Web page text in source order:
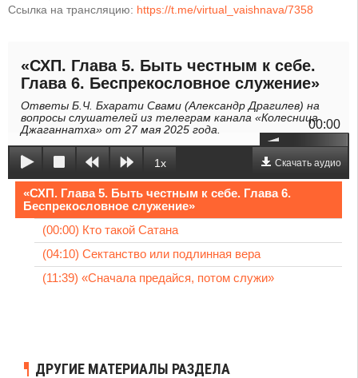
Ссылка на трансляцию: https://t.me/virtual_vaishnava/7358
«СХП. Глава 5. Быть честным к себе.
Глава 6. Беспрекословное служение»
Ответы Б.Ч. Бхарати Свами (Александр Драгилев) на
вопросы слушателей из телеграм канала «Колесница
Джаганнатха» от 27 мая 2025 года.
00:00
1x Скачать аудио
«СХП. Глава 5. Быть честным к себе. Глава 6.
Беспрекословное служение»
(00:00) Кто такой Сатана
(04:10) Сектанство или подлинная вера
(11:39) «Сначала предайся, потом служи»
ДРУГИЕ МАТЕРИАЛЫ РАЗДЕЛА